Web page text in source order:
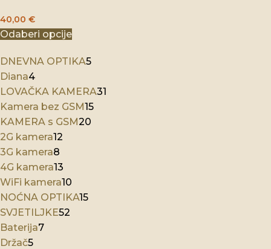
DNEVNA OPTIKA5
Diana4
LOVAČKA KAMERA31
Kamera bez GSM15
KAMERA s GSM20
2G kamera12
3G kamera8
4G kamera13
WiFi kamera10
NOĆNA OPTIKA15
SVJETILJKE52
Baterija7
Držač5
40,00 €
Odaberi opcije